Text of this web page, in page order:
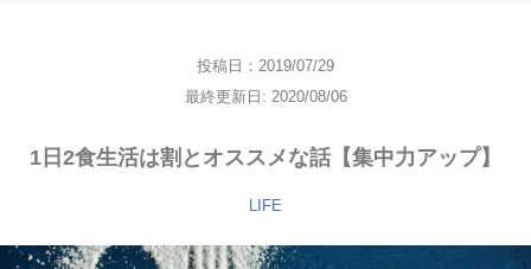
投稿日：2019/07/29
最終更新日: 2020/08/06
1日2食生活は割とオススメな話【集中力アップ】
LIFE